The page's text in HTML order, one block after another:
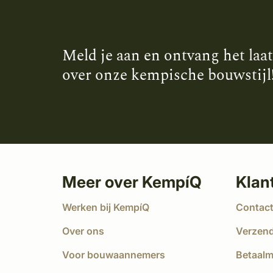
Meld je aan en ontvang het
over onze kempische
Meer over KempíQ
Werken bij KempíQ
Over ons
Voor bouwaannemers
Contact